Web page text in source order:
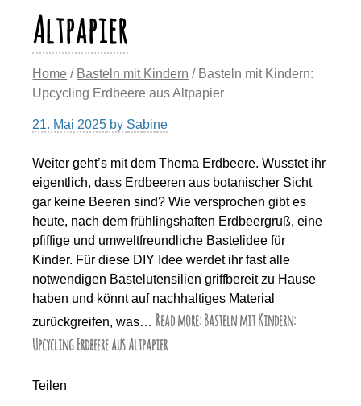
Altpapier
Home / Basteln mit Kindern / Basteln mit Kindern:
Upcycling Erdbeere aus Altpapier
21. Mai 2025 by Sabine
Weiter geht’s mit dem Thema Erdbeere. Wusstet ihr
eigentlich, dass Erdbeeren aus botanischer Sicht
gar keine Beeren sind? Wie versprochen gibt es
heute, nach dem frühlingshaften Erdbeergruß, eine
pfiffige und umweltfreundliche Bastelidee für
Kinder. Für diese DIY Idee werdet ihr fast alle
notwendigen Bastelutensilien griffbereit zu Hause
haben und könnt auf nachhaltiges Material
zurückgreifen, was… Read more: Basteln mit Kindern:
Upcycling Erdbeere aus Altpapier
Teilen